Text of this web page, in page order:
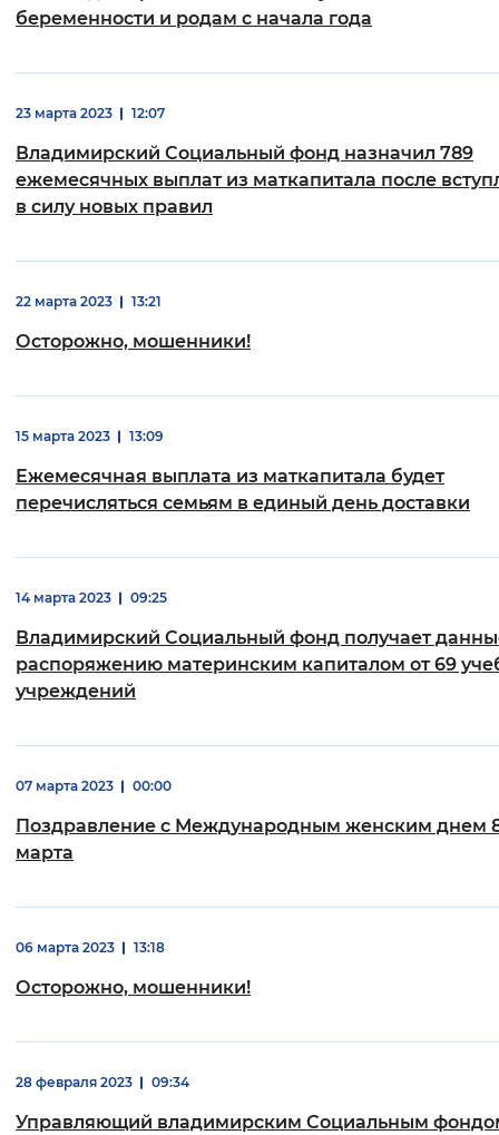
беременности и родам с начала года
23 марта 2023 12:07
Владимирский Социальный фонд назначил 789
ежемесячных выплат из маткапитала после
в силу новых правил
22 марта 2023 13:21
Осторожно, мошенники!
15 марта 2023 13:09
Ежемесячная выплата из маткапитала будет
перечисляться семьям в единый день доставки
14 марта 2023 09:25
Владимирский Социальный фонд получает
распоряжению материнским капиталом от 69
учреждений
07 марта 2023 00:00
Поздравление с Международным женским днем
марта
06 марта 2023 13:18
Осторожно, мошенники!
28 февраля 2023 09:34
Управляющий владимирским Социальным